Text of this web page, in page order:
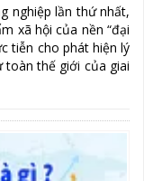
nghiệp lần thứ nhất,
xã hội của nền “đại
tiễn cho phát hiện lý
toàn thế giới của giai